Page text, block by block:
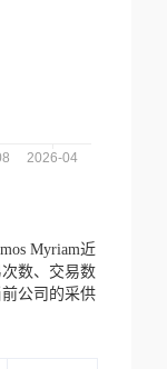
Myriam近
数、交易数
公司的采供